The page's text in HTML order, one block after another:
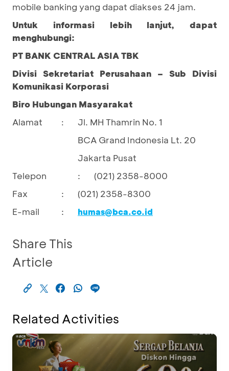
mobile banking yang dapat diakses 24 jam.
Untuk informasi lebih lanjut, dapat
menghubungi:
PT BANK CENTRAL ASIA TBK
Divisi Sekretariat Perusahaan – Sub Divisi
Komunikasi Korporasi
Biro Hubungan Masyarakat
Alamat
:
Jl. MH Thamrin No. 1
BCA Grand Indonesia Lt. 20
Jakarta Pusat
Telepon
:
(021) 2358-8000
Fax
:
(021) 2358-8300
E-mail
: humas@bca.co.id
Share This
Article
Related Activities